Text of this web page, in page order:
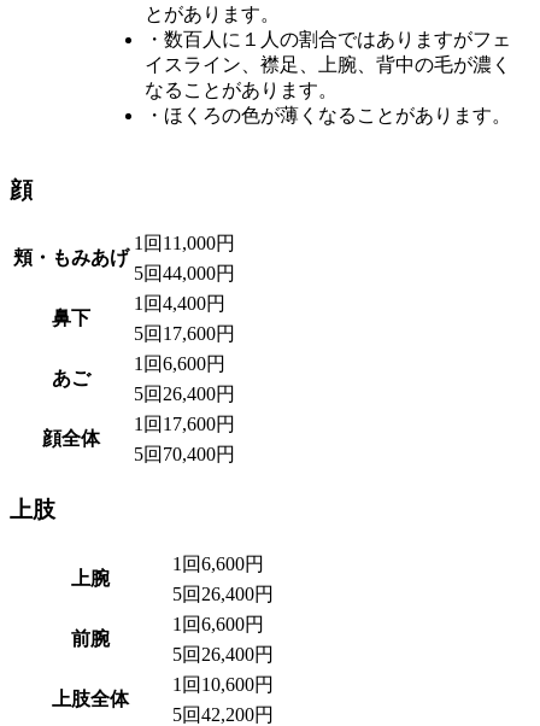
とがあります。
・数百人に１人の割合ではありますがフェ
イスライン、襟足、上腕、背中の毛が濃く
なることがあります。
・ほくろの色が薄くなることがあります。
顔
頬・もみあげ
1回 11,000円
5回44,000円
鼻下
1回4,400円
5回 17,600円
あご
1回6,600円
5回 26,400円
顔全体
1回 17,600円
5回 70,400円
上肢
上腕
1回6,600円
5回 26,400円
前腕
1回6,600円
5回 26,400円
上肢全体
1回 10,600円
5回42,200円